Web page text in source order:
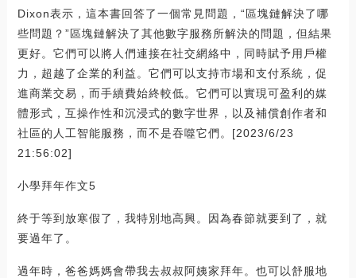
Dixon表示，這本書回答了一個常見問題，“區塊鏈解決了哪
些問題？”區塊鏈解決了其他數字服務所解決的問題，但結果
更好。它們可以將人們連接在社交網絡中，同時賦予用戶權
力，超越了企業的利益。它們可以支持市場和支付系統，促
進商業交易，而手續費始終較低。它們可以實現可盈利的媒
體形式，互操作性和沉浸式的數字世界，以及補償創作者和
社區的人工智能服務，而不是吞噬它們。[2023/6/23
21:56:02]
小學拜年作文5
終于等到放寒假了，我特別地高興。因為春節就要到了，就
要過年了。
過年時，爸爸媽媽會帶我去叔叔阿姨家拜年。也可以舒服地